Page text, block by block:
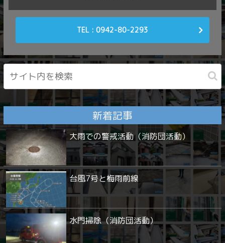
TEL : 0942-80-2293
新着記事
大雨での警戒活動（消防団活動）
台風7号と梅雨前線
水門掃除（消防団活動）